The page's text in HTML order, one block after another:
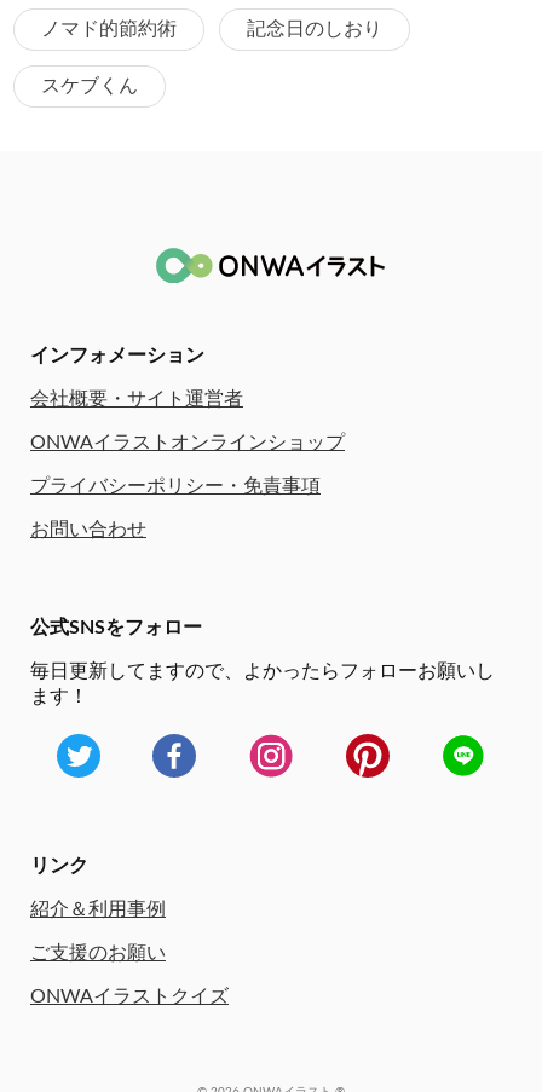
ノマド的節約術 記念日のしおり
スケブくん
インフォメーション
会社概要・サイト運営者
ONWAイラストオンラインショップ
プライバシーポリシー・免責事項
お問い合わせ
公式SNSをフォロー
毎日更新してますので、
よかったらフォローお願いし
ます！
リンク
紹介＆利用事例
ご支援のお願い
ONWAイラストクイズ